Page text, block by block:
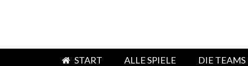
START ALLE SPIELE DIE TEAMS